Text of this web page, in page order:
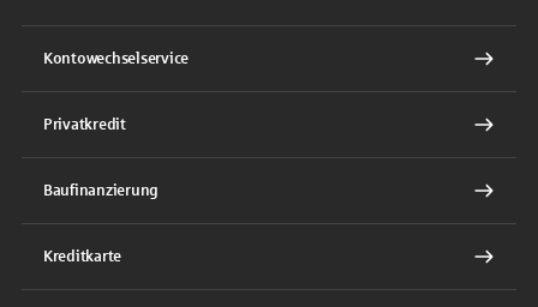
Kontowechselservice
Privatkredit
Baufinanzierung
Kreditkarte